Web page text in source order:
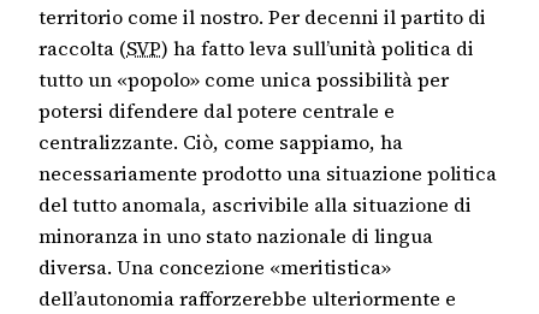
territorio come il nostro. Per decenni il partito di
raccolta (SVP) ha fatto leva sull’unità politica di
tutto un «popolo» come unica possibilità per
potersi difendere dal potere centrale e
centralizzante. Ciò, come sappiamo, ha
necessariamente prodotto una situazione politica
del tutto anomala, ascrivibile alla situazione di
minoranza in uno stato nazionale di lingua
diversa. Una concezione «meritistica»
dell’autonomia rafforzerebbe ulteriormente e